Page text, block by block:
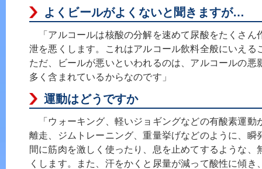
よくビールがよくないと聞きますが…
「アルコールは核酸の分解を速めて尿酸をたくさん
泄を悪くします。これはアルコール飲料全般にいえる
ただ、ビールが悪いといわれるのは、アルコールの悪
多く含まれているからなのです」
運動はどうですか
「ウォーキング、軽いジョギングなどの有酸素運動
離走、ジムトレーニング、重量挙げなどのように、瞬
間に筋肉を激しく使ったり、息を止めてするような、
くします。また、汗をかくと尿量が減って酸性に傾き